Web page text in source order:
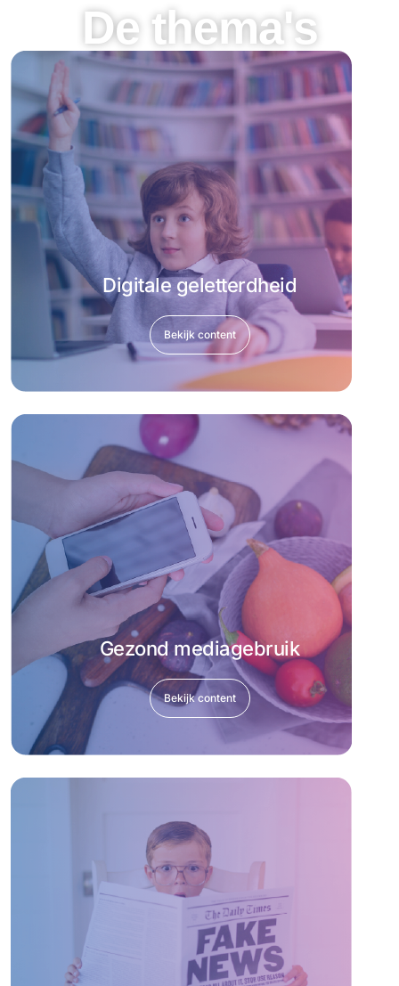
De thema's
Digitale geletterdheid
Bekijk content
Gezond mediagebruik
Bekijk content